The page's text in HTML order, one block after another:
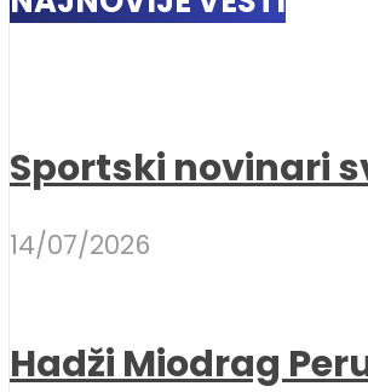
Sportski novinari
14/07/2026
Hadži Miodrag